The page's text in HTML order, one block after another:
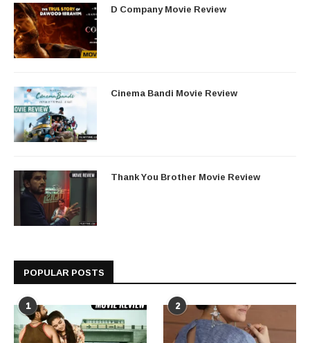
D Company Movie Review
Cinema Bandi Movie Review
Thank You Brother Movie Review
POPULAR POSTS
1 2